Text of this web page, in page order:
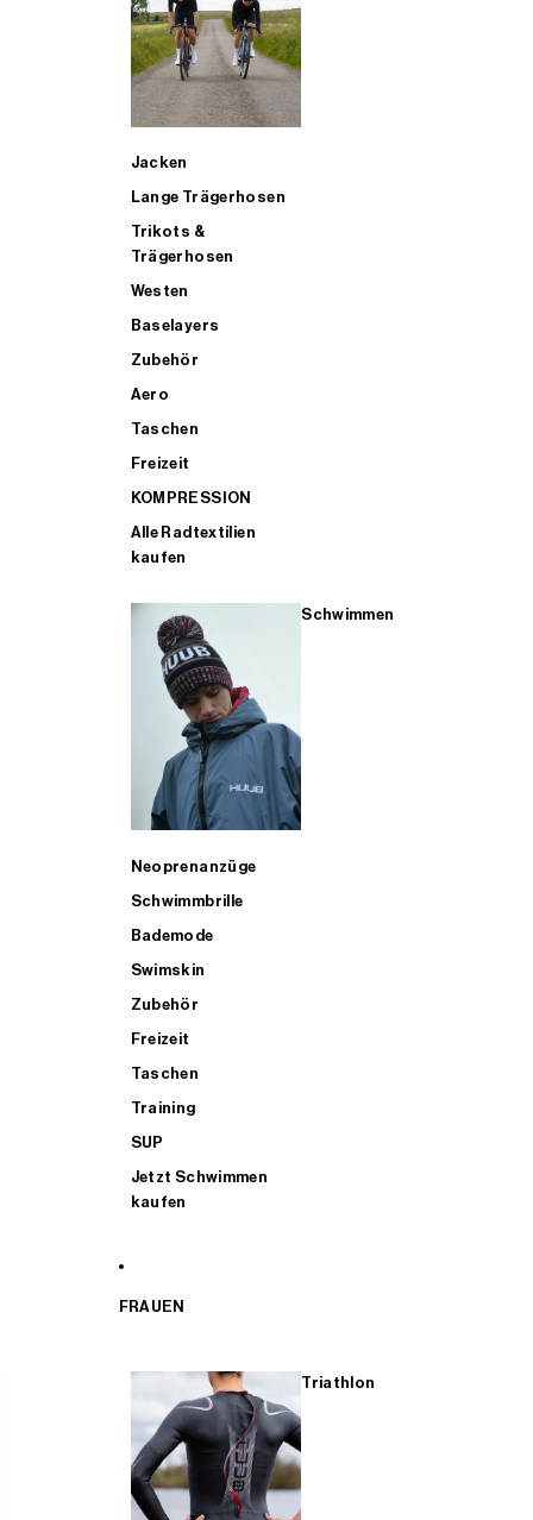
Jacken
Lange Trägerhosen
Trikots &
Trägerhosen
Westen
Baselayers
Zubehör
Aero
Taschen
Freizeit
KOMPRESSION
Alle Radtextilien
kaufen
Schwimmen
Neoprenanzüge
Schwimmbrille
Bademode
Swimskin
Zubehör
Freizeit
Taschen
Training
SUP
Jetzt Schwimmen
kaufen
FRAUEN
Triathlon
ALLE TRIATHLONARTIKEL FÜR MÄNNER KAUFEN